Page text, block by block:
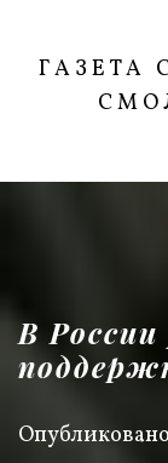
ГАЗЕТА
В
Опубликовано